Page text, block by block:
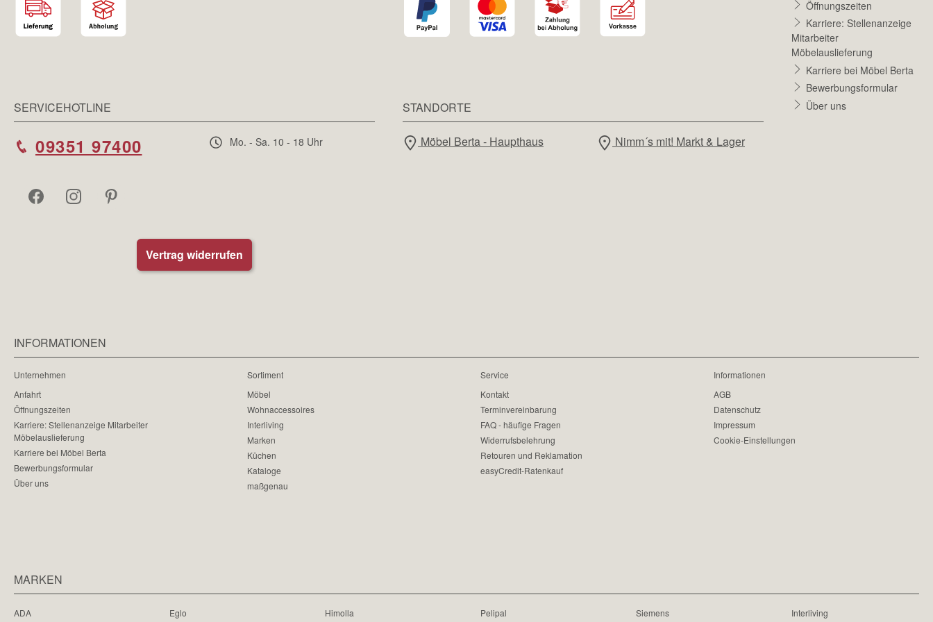
SERVICEHOTLINE
09351 97400 Mo. - Sa. 10 - 18 Uhr
Vertrag widerrufen
STANDORTE
Möbel Berta - Haupthaus Nimm´s mit! Markt & Lager
Öffnungszeiten
Karriere: Stellenanzeige
Mitarbeiter
Möbelauslieferung
Karriere bei Möbel Berta
Bewerbungsformular
Über uns
INFORMATIONEN
Unternehmen
Anfahrt
Öffnungszeiten
Karriere: Stellenanzeige Mitarbeiter
Möbelauslieferung
Karriere bei Möbel Berta
Bewerbungsformular
Über uns
Sortiment
Möbel
Wohnaccessoires
Interliving
Marken
Küchen
Kataloge
maßgenau
Service
Kontakt
Terminvereinbarung
FAQ - häufige Fragen
Widerrufsbelehrung
Retouren und Reklamation
easyCredit-Ratenkauf
Informationen
AGB
Datenschutz
Impressum
Cookie-Einstellungen
MARKEN
ADA Eglo Himolla Pelipal Siemens Interliving